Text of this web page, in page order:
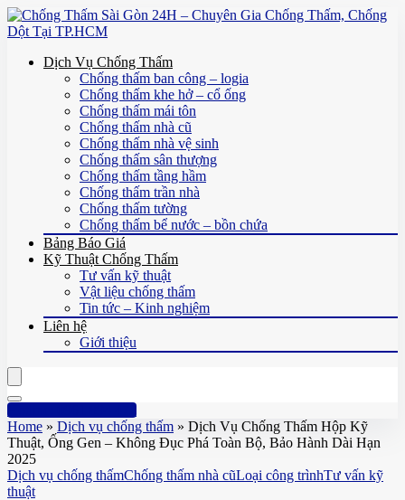
Dịch Vụ Chống Thấm
Chống thấm ban công – logia
Chống thấm khe hở – cổ ống
Chống thấm mái tôn
Chống thấm nhà cũ
Chống thấm nhà vệ sinh
Chống thấm sân thượng
Chống thấm tầng hầm
Chống thấm trần nhà
Chống thấm tường
Chống thấm bể nước – bồn chứa
Bảng Báo Giá
Kỹ Thuật Chống Thấm
Tư vấn kỹ thuật
Vật liệu chống thấm
Tin tức – Kinh nghiệm
Liên hệ
Giới thiệu
Hotline: 0961 894 472
Home » Dịch vụ chống thấm » Dịch Vụ Chống Thấm Hộp Kỹ
Thuật, Ống Gen – Không Đục Phá Toàn Bộ, Bảo Hành Dài Hạn
2025
Dịch vụ chống thấmChống thấm nhà cũLoại công trìnhTư vấn kỹ
thuật